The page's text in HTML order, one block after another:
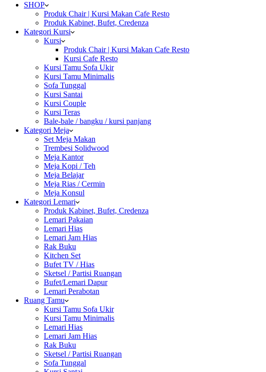
SHOP
Produk Chair | Kursi Makan Cafe Resto
Produk Kabinet, Bufet, Credenza
Kategori Kursi
Kursi
Produk Chair | Kursi Makan Cafe Resto
Kursi Cafe Resto
Kursi Tamu Sofa Ukir
Kursi Tamu Minimalis
Sofa Tunggal
Kursi Santai
Kursi Couple
Kursi Teras
Bale-bale / bangku / kursi panjang
Kategori Meja
Set Meja Makan
Trembesi Solidwood
Meja Kantor
Meja Kopi / Teh
Meja Belajar
Meja Rias / Cermin
Meja Konsul
Kategori Lemari
Produk Kabinet, Bufet, Credenza
Lemari Pakaian
Lemari Hias
Lemari Jam Hias
Rak Buku
Kitchen Set
Bufet TV / Hias
Sketsel / Partisi Ruangan
Bufet/Lemari Dapur
Lemari Perabotan
Ruang Tamu
Kursi Tamu Sofa Ukir
Kursi Tamu Minimalis
Lemari Hias
Lemari Jam Hias
Rak Buku
Sketsel / Partisi Ruangan
Sofa Tunggal